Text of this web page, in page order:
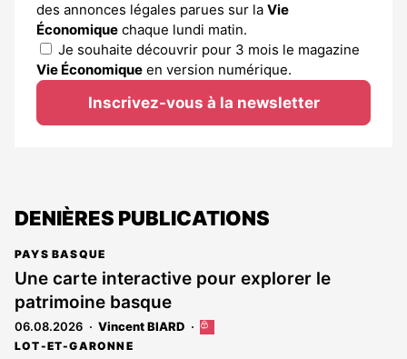
des annonces légales parues sur la Vie
Économique chaque lundi matin.
Je souhaite découvrir pour 3 mois le magazine
Vie Économique en version numérique.
Inscrivez-vous à la newsletter
DENIÈRES PUBLICATIONS
PAYS BASQUE
Une carte interactive pour explorer le
patrimoine basque
06.08.2026 Vincent BIARD
Cet
LOT-ET-GARONNE